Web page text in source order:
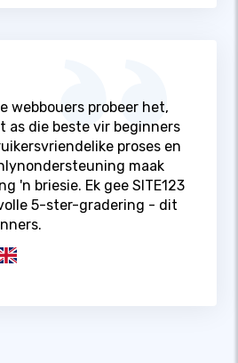
webbouers probeer het,
as die beste vir beginners
proses en
maak
'n briesie. Ek gee SITE123
5-ster-gradering - dit